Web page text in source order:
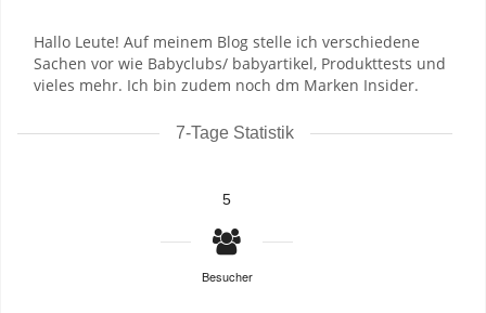
Hallo Leute! Auf meinem Blog stelle ich verschiedene
Sachen vor wie Babyclubs/ babyartikel, Produkttests und
vieles mehr. Ich bin zudem noch dm Marken Insider.
7-Tage Statistik
5
Besucher